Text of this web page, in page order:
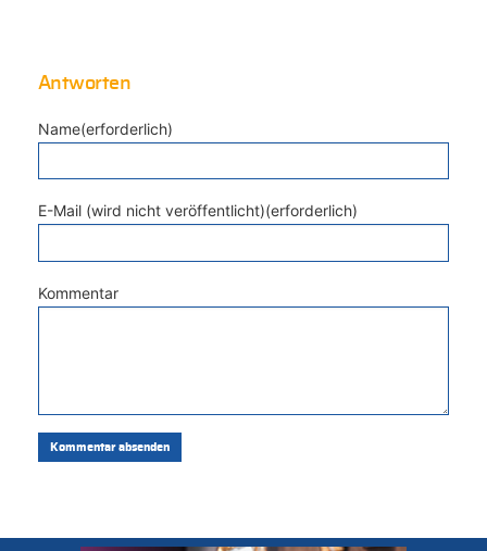
Antworten
Name(erforderlich)
E-Mail (wird nicht veröffentlicht)(erforderlich)
Kommentar